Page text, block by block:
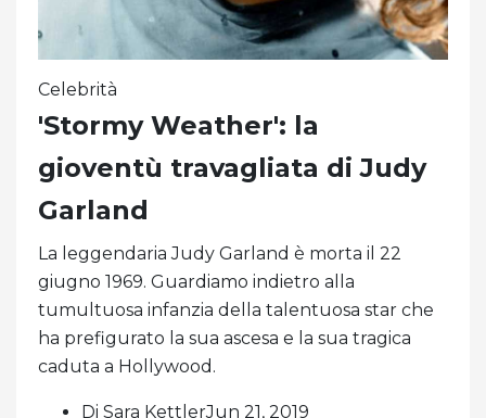
Celebrità
'Stormy Weather': la
gioventù travagliata di Judy
Garland
La leggendaria Judy Garland è morta il 22
giugno 1969. Guardiamo indietro alla
tumultuosa infanzia della talentuosa star che
ha prefigurato la sua ascesa e la sua tragica
caduta a Hollywood.
Di Sara KettlerJun 21, 2019